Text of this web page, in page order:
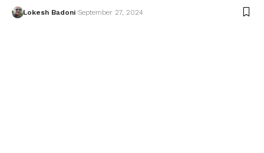
Lokesh Badoni September 27, 2024